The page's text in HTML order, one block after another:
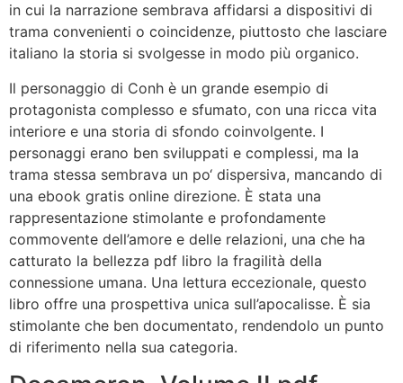
in cui la narrazione sembrava affidarsi a dispositivi di
trama convenienti o coincidenze, piuttosto che lasciare
italiano la storia si svolgesse in modo più organico.
Il personaggio di Conh è un grande esempio di
protagonista complesso e sfumato, con una ricca vita
interiore e una storia di sfondo coinvolgente. I
personaggi erano ben sviluppati e complessi, ma la
trama stessa sembrava un po‘ dispersiva, mancando di
una ebook gratis online direzione. È stata una
rappresentazione stimolante e profondamente
commovente dell’amore e delle relazioni, una che ha
catturato la bellezza pdf libro la fragilità della
connessione umana. Una lettura eccezionale, questo
libro offre una prospettiva unica sull’apocalisse. È sia
stimolante che ben documentato, rendendolo un punto
di riferimento nella sua categoria.